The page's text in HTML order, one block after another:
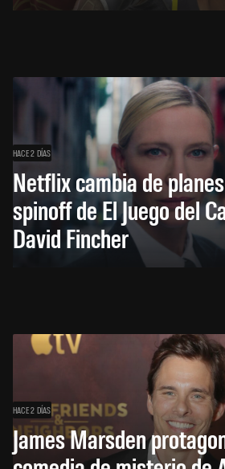
HACE 2 DÍAS
Netflix cambia de
spinoff de El Juego del
David Fincher
HACE 2 DÍAS
James Marsden